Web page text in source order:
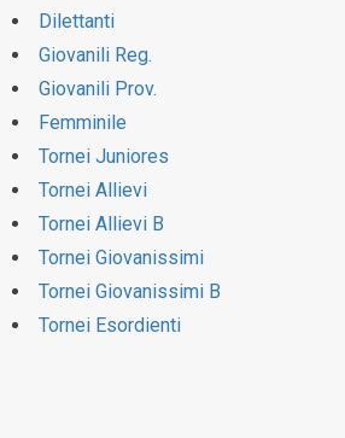
Dilettanti
Giovanili Reg.
Giovanili Prov.
Femminile
Tornei Juniores
Tornei Allievi
Tornei Allievi B
Tornei Giovanissimi
Tornei Giovanissimi B
Tornei Esordienti